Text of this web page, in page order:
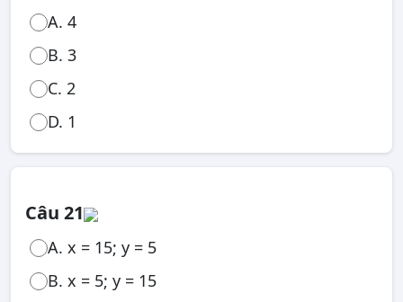
A. 4
B. 3
C. 2
D. 1
Câu 21
A. x = 15; y = 5
B. x = 5; y = 15